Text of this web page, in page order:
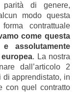
di genere,
modo questa
contrattuale
come questa
assolutamente
. La nostra
dall’articolo 2
di apprendistato, in
con quel contratto